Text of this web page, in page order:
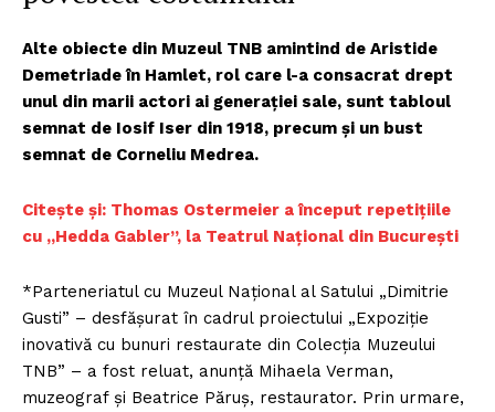
Alte obiecte din Muzeul TNB amintind de Aristide
Demetriade în Hamlet, rol care l-a consacrat drept
unul din marii actori ai generaţiei sale, sunt tabloul
semnat de Iosif Iser din 1918, precum şi un bust
semnat de Corneliu Medrea.
Citește și: Thomas Ostermeier a început repetițiile
cu „Hedda Gabler”, la Teatrul Național din București
*Parteneriatul cu Muzeul Național al Satului „Dimitrie
Gusti” – desfăşurat în cadrul proiectului „Expoziție
inovativă cu bunuri restaurate din Colecția Muzeului
TNB” – a fost reluat, anunţă Mihaela Verman,
muzeograf şi Beatrice Păruş, restaurator. Prin urmare,